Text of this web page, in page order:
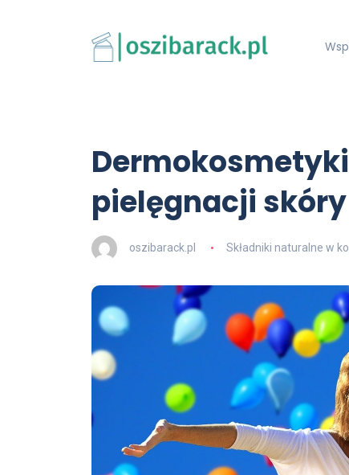
pielęgnacji
oszibarack.pl Składniki naturalne w